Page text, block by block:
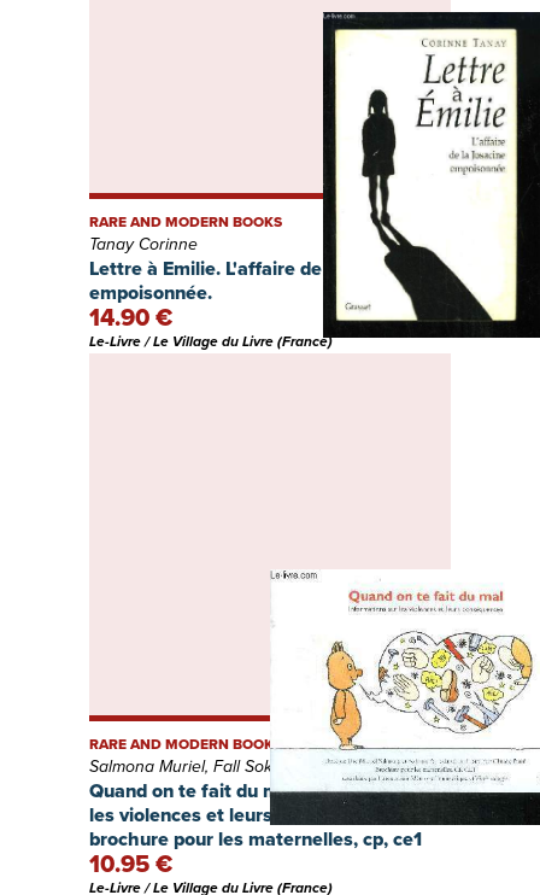
Lettre à Emilie. L'affaire de la Josacine
empoisonnée.
RARE AND MODERN BOOKS
Tanay Corinne
14.90 €
Le-Livre / Le Village du Livre (France)
Quand on te fait du mal informations sur
les violences et leurs consequences -
brochure pour les maternelles, cp, ce1
RARE AND MODERN BOOKS
Salmona Muriel, Fall Sokhna, Ponti Claude
10.95 €
Le-Livre / Le Village du Livre (France)